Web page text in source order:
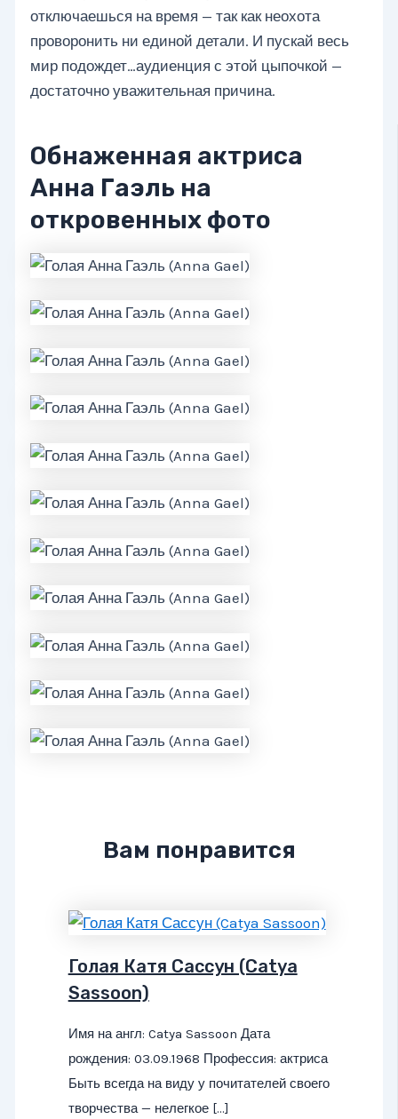
отключаешься на время — так как неохота
проворонить ни единой детали. И пускай весь
мир подождет…аудиенция с этой цыпочкой —
достаточно уважительная причина.
Обнаженная актриса
Анна Гаэль на
откровенных фото
Вам понравится
Голая Катя Сассун (Catya
Sassoon)
Имя на англ: Catya Sassoon Дата
рождения: 03.09.1968 Профессия: актриса
Быть всегда на виду у почитателей своего
творчества — нелегкое […]